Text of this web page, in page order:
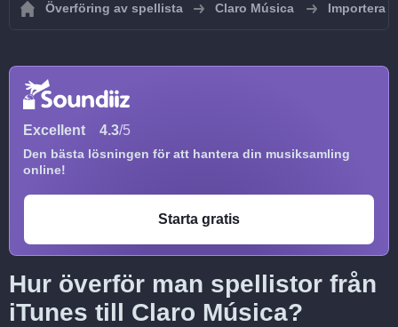
Överföring av spellista Claro Música Importera
Excellent 4.3/5
Den bästa lösningen för att hantera din musiksamling
online!
Starta gratis
Hur överför man spellistor från
iTunes till Claro Música?